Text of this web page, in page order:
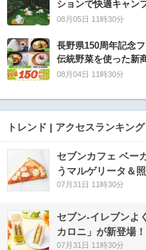
ションで快適キャン
08月05日 11時30分
長野県150周年記念
伝統野菜を使った新
08月04日 11時30分
トレンド | アクセスランキング
セブンカフェ ベー
うマルゲリータ＆
07月31日 11時30分
セブン‐イレブンよ
カロニ」が新登場！
07月31日 11時30分